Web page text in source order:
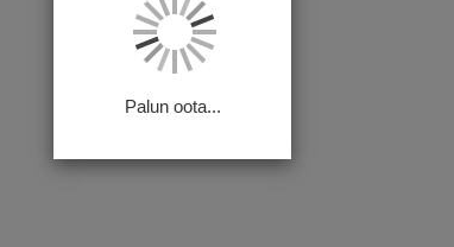
Palun oota...